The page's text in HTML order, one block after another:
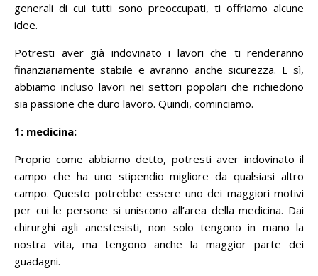
generali di cui tutti sono preoccupati, ti offriamo alcune
idee.
Potresti aver già indovinato i lavori che ti renderanno
finanziariamente stabile e avranno anche sicurezza. E sì,
abbiamo incluso lavori nei settori popolari che richiedono
sia passione che duro lavoro. Quindi, cominciamo.
1: medicina:
Proprio come abbiamo detto, potresti aver indovinato il
campo che ha uno stipendio migliore da qualsiasi altro
campo.Questo potrebbe essere uno dei maggiori motivi
per cui le persone si uniscono all’area della medicina. Dai
chirurghi agli anestesisti, non solo tengono in mano la
nostra vita, ma tengono anche la maggior parte dei
guadagni.